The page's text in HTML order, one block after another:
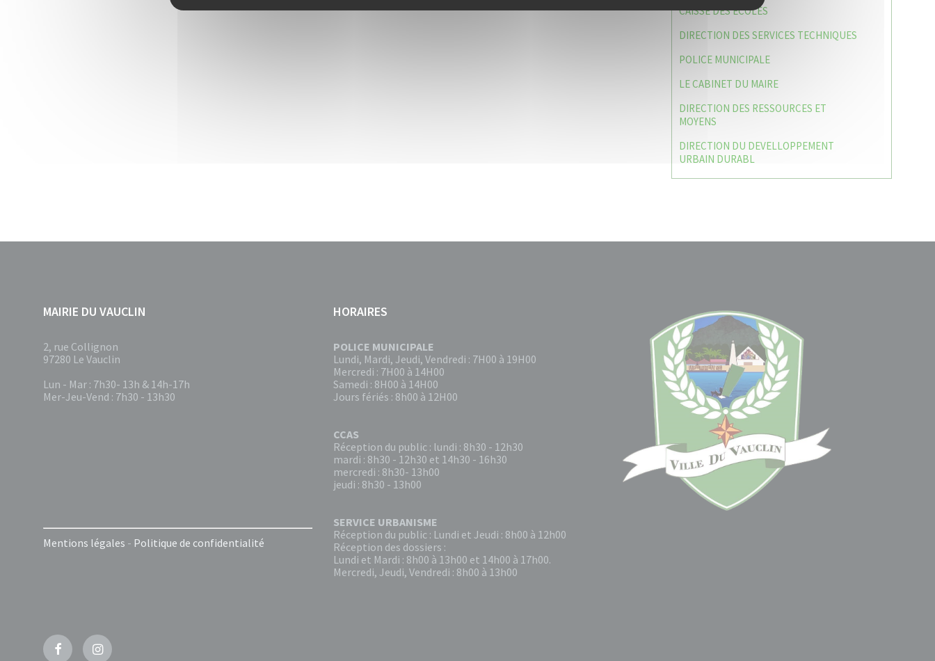
CAISSE DES ÉCOLES
DIRECTION DES SERVICES TECHNIQUES
POLICE MUNICIPALE
LE CABINET DU MAIRE
DIRECTION DES RESSOURCES ET
MOYENS
DIRECTION DU DEVELLOPPEMENT
URBAIN DURABL
MAIRIE DU VAUCLIN
2, rue Collignon
97280 Le Vauclin
Lun - Mar : 7h30- 13h & 14h-17h
Mer-Jeu-Vend : 7h30 - 13h30
Mentions légales - Politique de confidentialité
HORAIRES
POLICE MUNICIPALE
Lundi, Mardi, Jeudi, Vendredi : 7H00 à 19H00
Mercredi : 7H00 à 14H00
Samedi : 8H00 à 14H00
Jours fériés : 8h00 à 12H00
CCAS
Réception du public : lundi : 8h30 - 12h30
mardi : 8h30 - 12h30 et 14h30 - 16h30
mercredi : 8h30- 13h00
jeudi : 8h30 - 13h00
SERVICE URBANISME
Réception du public : Lundi et Jeudi : 8h00 à 12h00
Réception des dossiers :
Lundi et Mardi : 8h00 à 13h00 et 14h00 à 17h00.
Mercredi, Jeudi, Vendredi : 8h00 à 13h00
FacebookInstagram